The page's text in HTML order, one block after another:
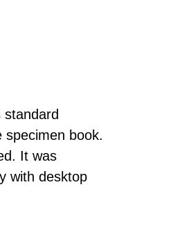
book.
It was
with desktop